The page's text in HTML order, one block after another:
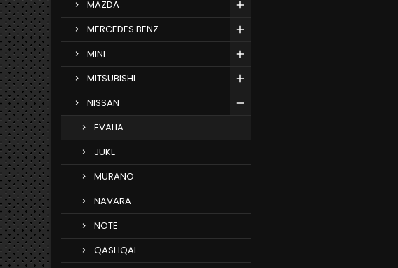
MAZDA
MERCEDES BENZ
MINI
MITSUBISHI
NISSAN
EVALIA
JUKE
MURANO
NAVARA
NOTE
QASHQAI